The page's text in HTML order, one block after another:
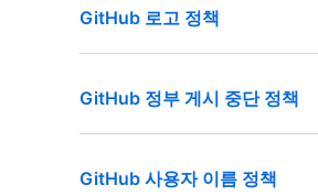
GitHub 로고 정책
GitHub 정부 게시 중단 정책
GitHub 사용자 이름 정책